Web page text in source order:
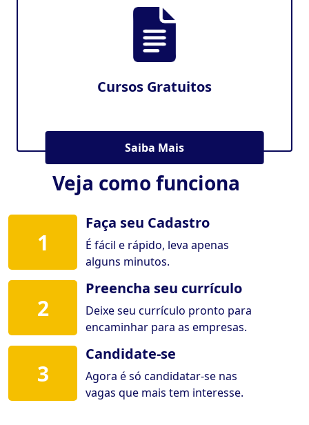
Cursos Gratuitos
Saiba Mais
Veja como funciona
1
Faça seu Cadastro
É fácil e rápido, leva apenas
alguns minutos.
2
Preencha seu currículo
Deixe seu currículo pronto para
encaminhar para as empresas.
3
Candidate-se
Agora é só candidatar-se nas
vagas que mais tem interesse.